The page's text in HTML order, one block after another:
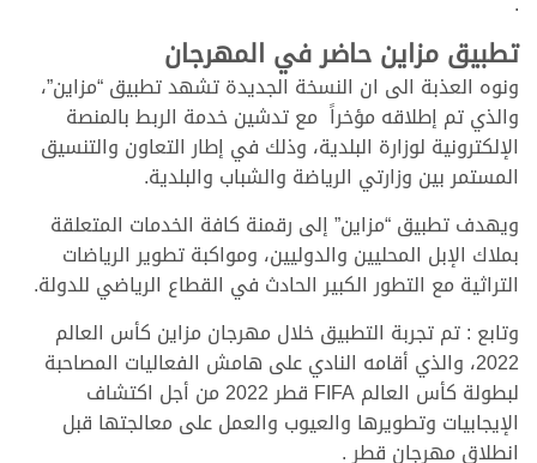
تطبيق مزاين حاضر في المهرجان
ونوه العذبة الى ان النسخة الجديدة تشهد تطبيق “مزاين”،
والذي تم إطلاقه مؤخراً مع تدشين خدمة الربط بالمنصة
الإلكترونية لوزارة البلدية، وذلك في إطار التعاون والتنسيق
المستمر بين وزارتي الرياضة والشباب والبلدية.
ويهدف تطبيق “مزاين” إلى رقمنة كافة الخدمات المتعلقة
بملاك الإبل المحليين والدوليين، ومواكبة تطوير الرياضات
التراثية مع التطور الكبير الحادث في القطاع الرياضي للدولة.
وتابع : تم تجربة التطبيق خلال مهرجان مزاين كأس العالم
2022، والذي أقامه النادي على هامش الفعاليات المصاحبة
لبطولة كأس العالم FIFA قطر 2022 من أجل اكتشاف
الإيجابيات وتطويرها والعيوب والعمل على معالجتها قبل
انطلاق مهرجان قطر .